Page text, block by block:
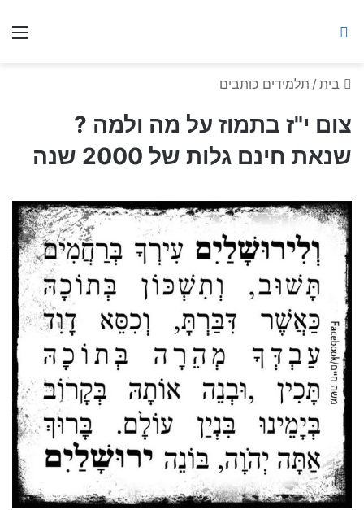
בית / תלמידים כותבים
צום י"ז בתמוז על מה ולמה ?
שנאת חינם גלות של 2000 שנה